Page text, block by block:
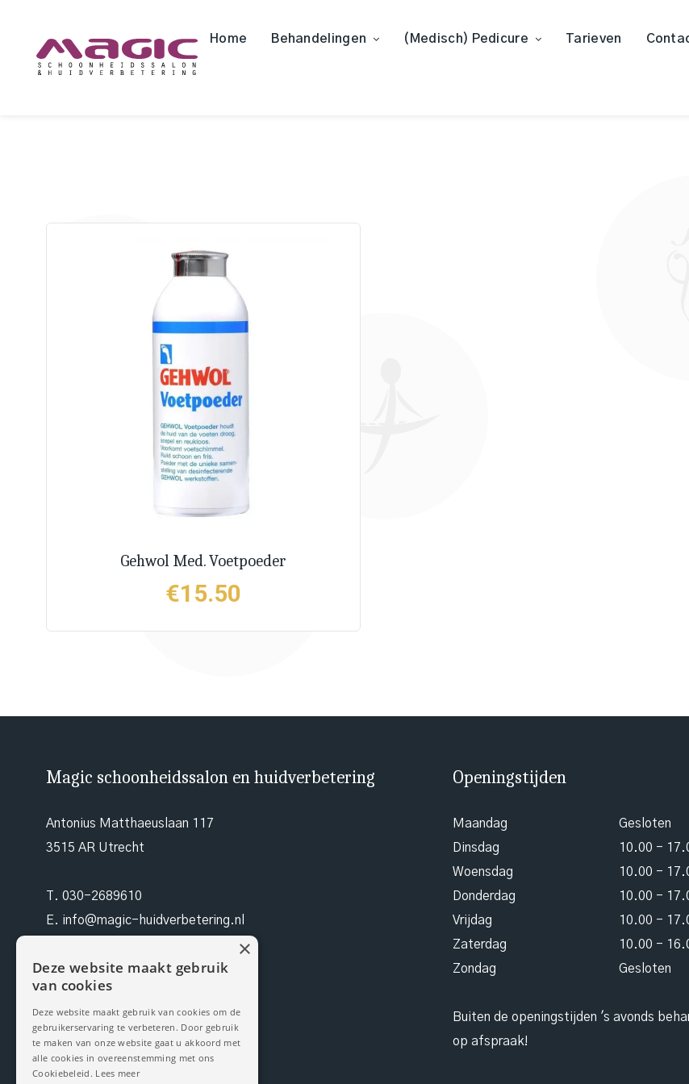
Home Behandelingen (Medisch) Pedicure Tarieven
Gehwol Med. Voetpoeder
€15.50
Magic schoonheidssalon en huidverbetering
Antonius Matthaeuslaan 117
3515 AR Utrecht
T. 030-2689610
E. info@magic-huidverbetering.nl
KvK. 96490942
BTW NL 171199959B03
Openingstijden
Maandag
Gesloten
Dinsdag
10.00 -
Woensdag
10.00 -
Donderdag
10.00 -
Vrijdag
10.00 -
Zaterdag
10.00 -
Zondag
Gesloten
Buiten de openingstijden 's avonds
op afspraak!
Deze website maakt gebruik
van cookies
Deze website maakt gebruik van cookies om de
gebruikerservaring te verbeteren. Door gebruik
te maken van onze website gaat u akkoord met
alle cookies in overeenstemming met ons
Cookiebeleid. Lees meer
×